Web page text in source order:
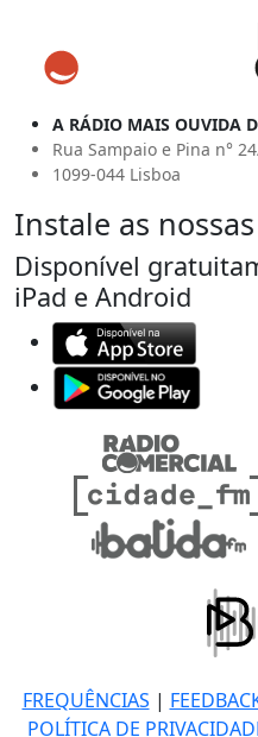
A RÁDIO MAIS OUVIDA
Rua Sampaio e Pina n°
1099-044 Lisboa
Instale as
Disponível
iPad e Android
FREQUÊNCIAS |
POLÍTICA DE